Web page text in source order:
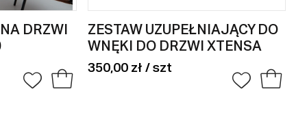
DRZWI
ZESTAW UZUPEŁNIAJĄCY DO
WNĘKI DO DRZWI XTENSA
350,00 zł / szt